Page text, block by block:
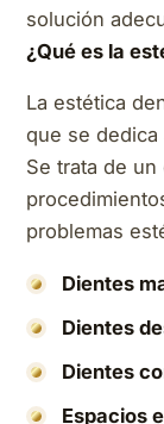
solución
¿Qué es la
La estética
que se dedica
Se trata de
problemas
Dientes
Dientes
Dientes
Espacios